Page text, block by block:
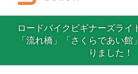
ロードバイクビギナーズライ
「流れ橋」「さくらであい
りました！